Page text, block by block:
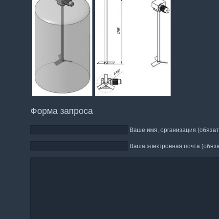
Форма запроса
Ваше имя, организация
Ваша электронная почта